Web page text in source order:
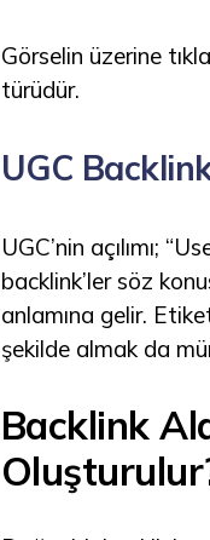
Görselin üzerine
türüdür.
UGC
UGC’nin açılımı;
backlink’ler söz
anlamına gelir.
şekilde almak da
Backlink